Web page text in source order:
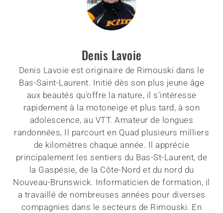
Denis Lavoie
Denis Lavoie est originaire de Rimouski dans le
Bas-Saint-Laurent. Initié dès son plus jeune âge
aux beautés qu'offre la nature, il s'intéresse
rapidement à la motoneige et plus tard, à son
adolescence, au VTT. Amateur de longues
randonnées, Il parcourt en Quad plusieurs milliers
de kilomètres chaque année. Il apprécie
principalement les sentiers du Bas-St-Laurent, de
la Gaspésie, de la Côte-Nord et du nord du
Nouveau-Brunswick. Informaticien de formation, il
a travaillé de nombreuses années pour diverses
compagnies dans le secteurs de Rimouski. En